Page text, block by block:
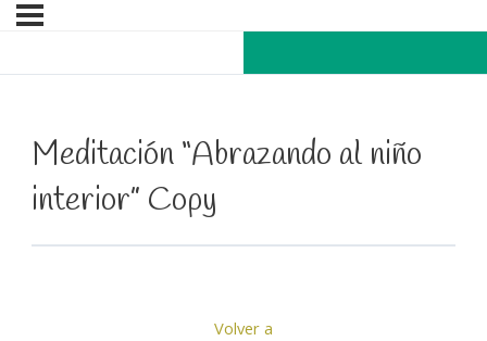
Meditación “Abrazando al niño
interior” Copy
Volver a